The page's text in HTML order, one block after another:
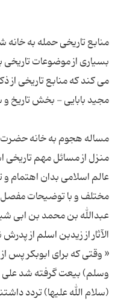
بسیاری از موضوعات تاریخی
مساله هجوم به خانه حضرت
منزل از مسائل مهم تاریخی
عالم اسلامی بدان اهتمام
عبدالله بن محمد بن ابی
« وقتی که برای ابوبکر پس
وسلم) بیعت گرفته شد علی
(سلام الله علیها) تردد